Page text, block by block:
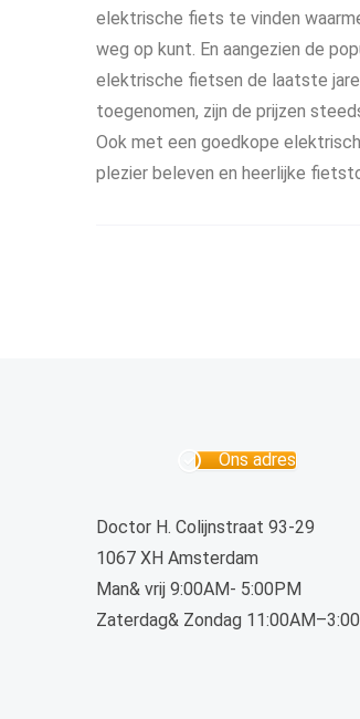
elektrische fiets te vinden
weg op kunt. En aangezien de
elektrische fietsen de laatste
toegenomen, zijn de prijzen
Ook met een goedkope
plezier beleven en heerlijke
Ons adres
Doctor H. Colijnstraat 93-29
1067 XH Amsterdam
Man& vrij 9:00AM- 5:00PM
Zaterdag& Zondag